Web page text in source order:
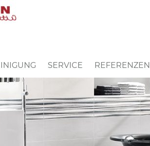
SERVICE REFERENZEN